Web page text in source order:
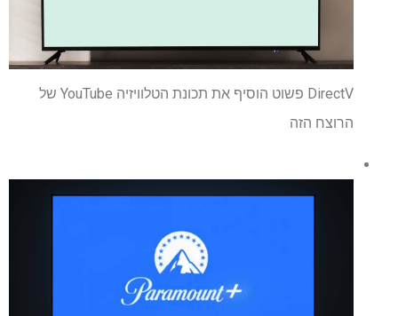
DirectV פשוט הוסיף את תכונת הטלוויזיה YouTube של
הרוצח הזה